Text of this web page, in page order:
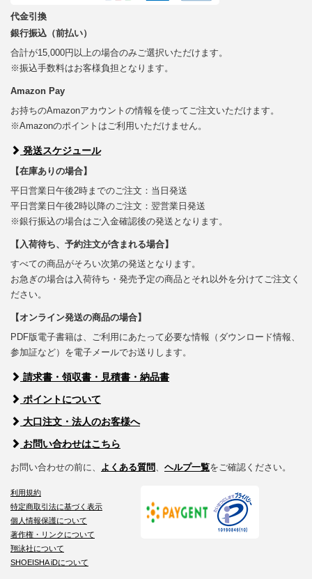
代金引換
銀行振込（前払い）
合計が15,000円以上の場合のみご選択いただけます。
※振込手数料はお客様負担となります。
Amazon Pay
お持ちのAmazonアカウントの情報を使ってご注文いただけます。
※Amazonのポイントはご利用いただけません。
発送スケジュール
【在庫ありの場合】
平日営業日午後2時までのご注文：当日発送
平日営業日午後2時以降のご注文：翌営業日発送
※銀行振込の場合はご入金確認後の発送となります。
【入荷待ち、予約注文が含まれる場合】
すべての商品がそろい次第の発送となります。
お急ぎの場合は入荷待ち・発売予定の商品とそれ以外を分けてご注文く
ださい。
【オンライン発送の商品の場合】
PDF版電子書籍は、ご利用にあたって必要な情報（ダウンロード情報、
参加証など）を電子メールでお送りします。
請求書・領収書・見積書・納品書
ポイントについて
大口注文・法人のお客様へ
お問い合わせはこちら
お問い合わせの前に、 よくある質問 ヘルプ一覧をご確認ください。
利用規約
特定商取引法に基づく表示
個人情報保護について
著作権・リンクについて
翔泳社について
SHOEISHA iDについて